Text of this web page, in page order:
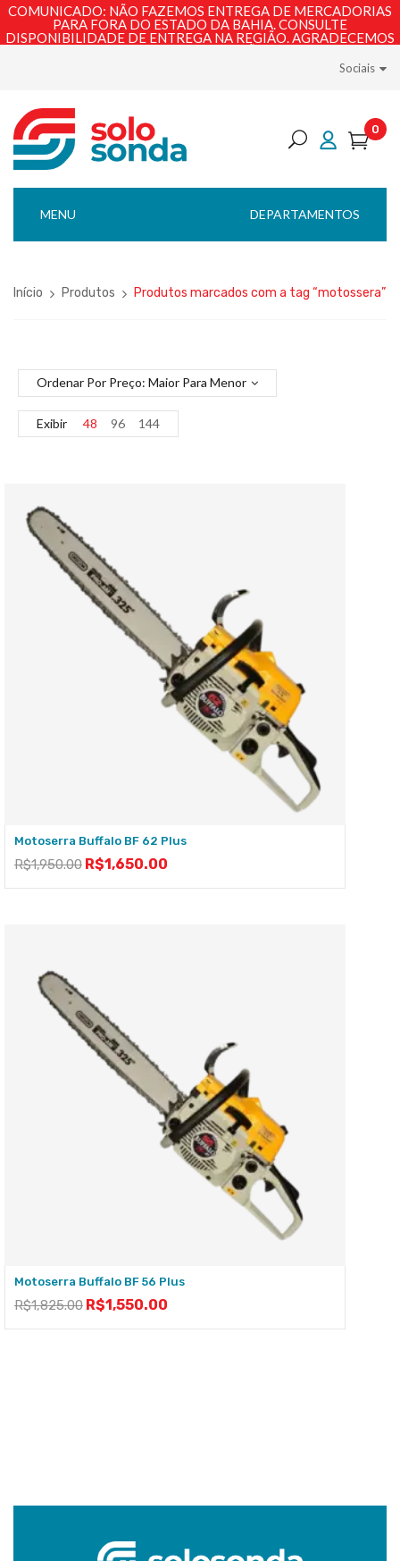
COMUNICADO: NÃO FAZEMOS ENTREGA DE MERCADORIAS
PARA FORA DO ESTADO DA BAHIA. CONSULTE
DISPONIBILIDADE DE ENTREGA NA REGIÃO. AGRADECEMOS
Sociais
0
DEPARTAMENTOS
MENU
Início Produtos Produtos marcados com a tag “motossera”
Ordenar Por Preço: Maior Para Menor
Exibir 48 96 144
Motoserra Buffalo BF 62 Plus
R$1,950.00 R$1,650.00
Motoserra Buffalo BF 56 Plus
R$1,825.00 R$1,550.00